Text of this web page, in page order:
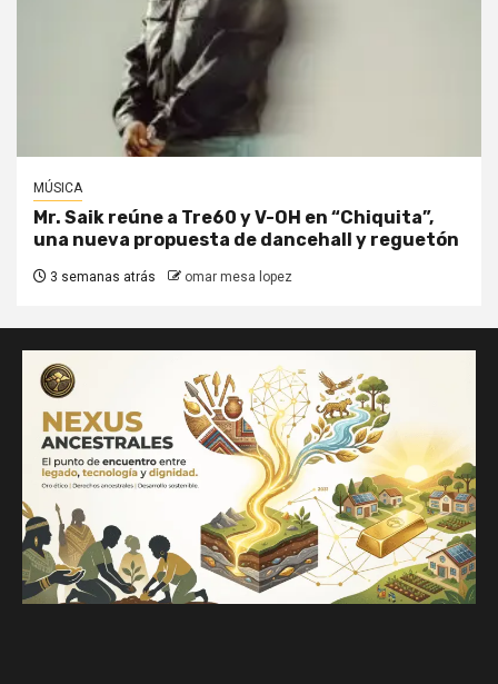
MÚSICA
Mr. Saik reúne a Tre60 y V-OH en “Chiquita”,
una nueva propuesta de dancehall y reguetón
3 semanas atrás omar mesa lopez